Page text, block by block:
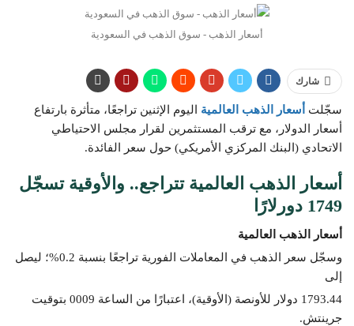
أسعار الذهب - سوق الذهب في السعودية
شارك
سجّلت أسعار الذهب العالمية اليوم الإثنين تراجعًا، متأثرة بارتفاع
أسعار الدولار، مع ترقب المستثمرين لقرار مجلس الاحتياطي
الاتحادي (البنك المركزي الأمريكي) حول سعر الفائدة.
أسعار الذهب العالمية تتراجع.. والأوقية تسجّل
1749 دورلارًا
أسعار الذهب العالمية
وسجّل سعر الذهب في المعاملات الفورية تراجعًا بنسبة 0.2%؛ ليصل
إلى
1793.44 دولار للأونصة (الأوقية)، اعتبارًا من الساعة 0009 بتوقيت
جرينتش.